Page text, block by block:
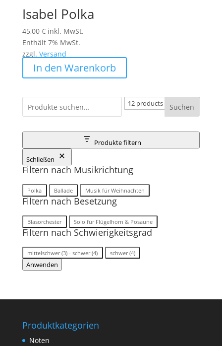
Isabel Polka
45,00 € inkl. MwSt.
Enthält 7% MwSt.
zzgl. Versand
In den Warenkorb
Suchen
Produkte filtern
Schließen
Filtern nach Musikrichtung
Musikrichtung
Polka Ballade Musik für Weihnachten
Filtern nach Besetzung
Besetzung
Blasorchester Solo für Flügelhorn & Posaune
Filtern nach Schwierigkeitsgrad
Stufe/Schwierigkeitsgrad
mittelschwer (3) - schwer (4) schwer (4)
Anwenden
Produktkategorien
Noten